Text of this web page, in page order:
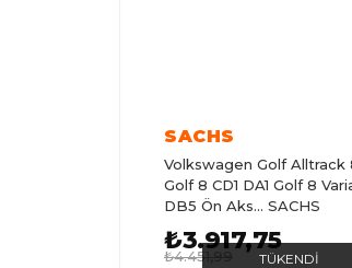
TÜKENDI
SACHS
Volkswagen Golf Alltrack
Golf 8 CD1 DA1 Golf 8
DB5 Ön Aks... SACHS
₺3.917,75
₺4.451,99